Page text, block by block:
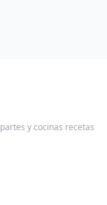
y cocinas recetas